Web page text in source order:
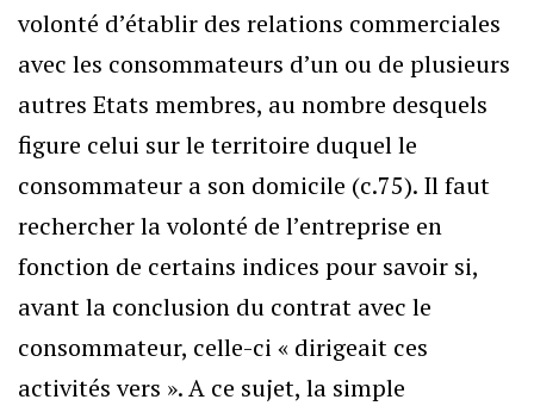
volonté d’établir des relations commerciales
avec les consommateurs d’un ou de plusieurs
autres Etats membres, au nombre desquels
figure celui sur le territoire duquel le
consommateur a son domicile (c.75). Il faut
rechercher la volonté de l’entreprise en
fonction de certains indices pour savoir si,
avant la conclusion du contrat avec le
consommateur, celle-ci « dirigeait ces
activités vers ». A ce sujet, la simple